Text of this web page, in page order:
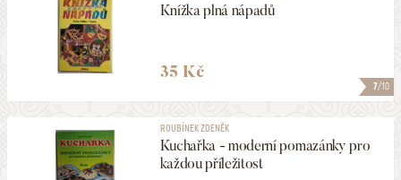
7/10
Knížka plná nápadů
35 Kč
ROUBÍNEK ZDENĚK
Kuchařka - moderní pomazánky pro
každou příležitost